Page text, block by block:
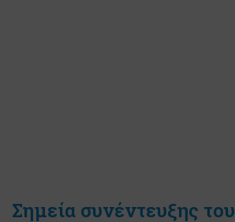
Σημεία συνέντευξης του